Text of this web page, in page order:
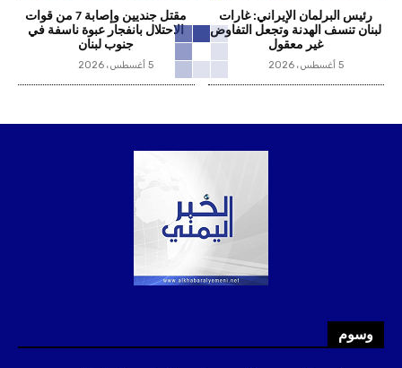
رئيس البرلمان الإيراني: غارات
لبنان تنسف الهدنة وتجعل التفاوض
غير معقول
5 أغسطس، 2026
مقتل جنديين وإصابة 7 من قوات
الاحتلال بانفجار عبوة ناسفة في
جنوب لبنان
5 أغسطس، 2026
وسوم